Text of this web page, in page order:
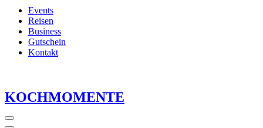
Events
Reisen
Business
Gutschein
Kontakt
KOCHMOMENTE